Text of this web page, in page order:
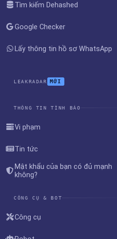
Tìm kiếm Dehashed
Google Checker
Lấy thông tin hồ sơ WhatsApp
LEAKRADAR MỚI
THÔNG TIN TÌNH BÁO
Vi phạm
Tin tức
Mật khẩu của bạn có đủ mạnh
không?
CÔNG CỤ & BOT
Công cụ